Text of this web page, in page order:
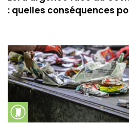
: quelles conséquences